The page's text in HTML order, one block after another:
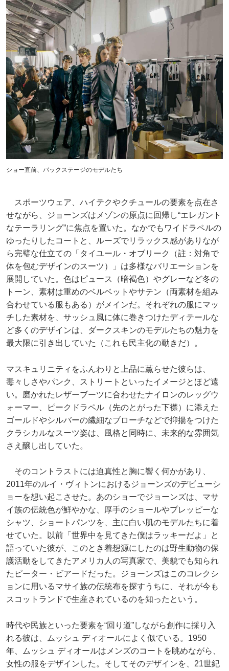
ショー直前、バックステージのモデルたち
スポーツウェア、ハイテクやクチュールの要素を点在さ
せながら、ジョーンズはメゾンの原点に回帰し“エレガント
なテーラリング”に焦点を置いた。なかでもワイドラペルの
ゆったりしたコートと、ルーズでリラックス感がありなが
ら完璧な仕立ての「タイユール・オブリーク（註：対角で
体を包むデザインのスーツ）」は多様なバリエーションを
展開していた。色はピュース（暗褐色）やグレーなど冬の
トーン、素材は重めのベルベットやサテン（両素材を組み
合わせている服もある）がメインだ。それぞれの服にマッ
チした素材を、サッシュ風に体に巻きつけたディテールな
ど多くのデザインは、ダークスキンのモデルたちの魅力を
最大限に引き出していた（これも民主化の動きだ）。
マスキュリニティをふんわりと上品に薫らせた彼らは、
毒々しさやパンク、ストリートといったイメージとほど遠
い。磨かれたレザーブーツに合わせたナイロンのレッグウ
ォーマー、ピークドラペル（先のとがった下襟）に添えた
ゴールドやシルバーの繊細なブローチなどで抑揚をつけた
クラシカルなスーツ姿は、風格と同時に、未来的な雰囲気
さえ醸し出していた。
そのコントラストには迫真性と胸に響く何かがあり、
2011年のルイ・ヴィトンにおけるジョーンズのデビューシ
ョーを想い起こさせた。あのショーでジョーンズは、マサ
イ族の伝統色が鮮やかな、厚手のショールやプレッピーな
シャツ、ショートパンツを、主に白い肌のモデルたちに着
せていた。以前「世界中を見てきた僕はラッキーだよ」と
語っていた彼が、このとき着想源にしたのは野生動物の保
護活動をしてきたアメリカ人の写真家で、美貌でも知られ
たピーター・ビアードだった。ジョーンズはこのコレクシ
ョンに用いるマサイ族の伝統布を探すうちに、それが今も
スコットランドで生産されているのを知ったという。
時代や民族といった要素を“回り道”しながら創作に採り入
れる彼は、ムッシュ ディオールによく似ている。1950
年、ムッシュ ディオールはメンズのコートを眺めながら、
女性の服をデザインした。そしてそのデザインを、21世紀